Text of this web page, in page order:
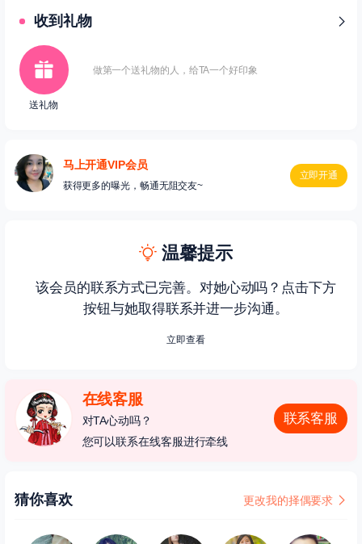
收到礼物
送礼物
做第一个送礼物的人，给TA一个好印象
马上开通VIP会员
获得更多的曝光，畅通无阻交友~
立即开通
温馨提示
该会员的联系方式已完善。对她心动吗？点击下方
按钮与她取得联系并进一步沟通。
立即查看
在线客服
对TA心动吗？
您可以联系在线客服进行牵线
联系客服
猜你喜欢 更改我的择偶要求